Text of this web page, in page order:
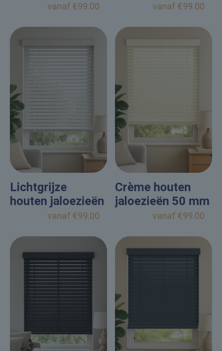
vanaf €99.00 vanaf €99.00
Lichtgrijze
houten jaloezieën
vanaf €99.00
Crème houten
jaloezieën 50 mm
vanaf €99.00